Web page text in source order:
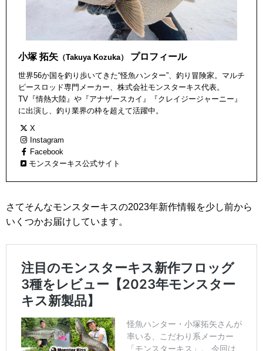
小塚 拓矢 （Takuya Kozuka） プロフィール
世界56か国を釣り歩いてきた“怪魚ハンター”、釣り冒険家。マルチ
ピースロッド専門メーカー、株式会社モンスターキス代表。
TV『情熱大陸』や『アナザースカイ』『クレイジージャーニー』
に出演し、釣り業界の枠を超えて活躍中。
X
Instagram
Facebook
モンスターキス公式サイト
さてそんなモンスターキスの2023年新作情報を少し前から
いくつかお届けしています。